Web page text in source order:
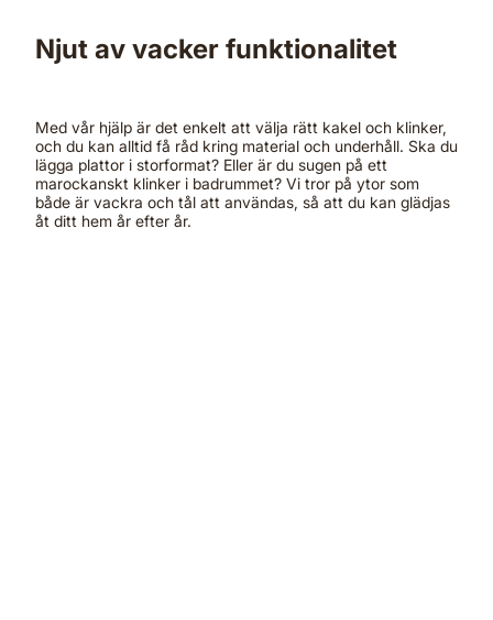
Njut av vacker funktionalitet
Med vår hjälp är det enkelt att välja rätt kakel och klinker,
och du kan alltid få råd kring material och underhåll. Ska du
lägga plattor i storformat? Eller är du sugen på ett
marockanskt klinker i badrummet? Vi tror på ytor som
både är vackra och tål att användas, så att du kan glädjas
åt ditt hem år efter år.